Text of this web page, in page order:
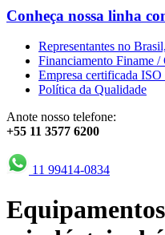
Conheça nossa linha
Representantes no
Financiamento Finame
Empresa certificada
Política da Qualidade
Anote nosso telefone:
+55 11 3577 6200
11 99414-0834